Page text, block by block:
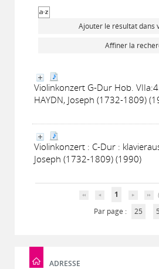
Ajouter le résultat dans
Affiner la
Violinkonzert G-Dur Hob.
HAYDN, Joseph (1732-1809)
Violinkonzert : C-Dur :
Joseph (1732-1809) (1990)
1
Par page :
25
ADRESSE